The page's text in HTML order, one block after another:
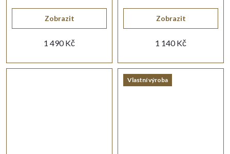
1 490 Kč
Zobrazit
1 140 Kč
Zobrazit
Vlastní výroba